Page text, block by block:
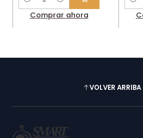
Cantidad
Comprar ahora
VOLVER ARRIBA